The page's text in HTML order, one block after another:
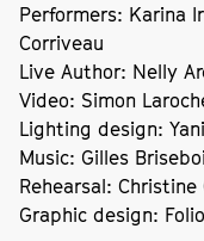
Performers: Karina
Corriveau
Live Author: Nelly
Video: Simon
Lighting design:
Music: Gilles
Rehearsal: Christine
Graphic design: